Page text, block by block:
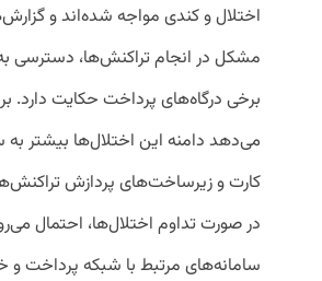
اختلال و کندی مواجه شده‌اند و
مشکل در انجام تراکنش‌ها، دسترسی
برخی درگاه‌های پرداخت حکایت دارد.
می‌دهد دامنه این اختلال‌ها بیشتر
کارت و زیرساخت‌های پردازش
در صورت تداوم اختلال‌ها، احتمال
سامانه‌های مرتبط با شبکه پرداخت و